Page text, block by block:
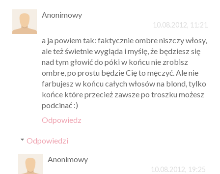
Anonimowy
10.08.2012, 11:21
a ja powiem tak: faktycznie ombre niszczy włosy,
ale też świetnie wygląda i myślę, że będziesz się
nad tym głowić do póki w końcu nie zrobisz
ombre, po prostu będzie Cię to męczyć. Ale nie
farbujesz w końcu całych włosów na blond, tylko
końce które przecież zawsze po troszku możesz
podcinać :)
Odpowiedz
Odpowiedzi
Anonimowy
10.08.2012, 19:25